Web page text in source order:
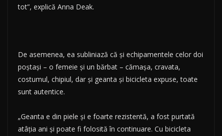
tot”, explică Anna Deak.
De asemenea, ea subliniază că şi echipamentele celor doi
poştaşi – o femeie şi un bărbat – cămaşa, cravata,
costumul, chipiul, dar şi geanta şi bicicleta expuse, toate
sunt autentice.
„Geanta e din piele şi e foarte rezistentă, a fost purtată
atâţia ani şi poate fi folosită în continuare. Cu bicicleta